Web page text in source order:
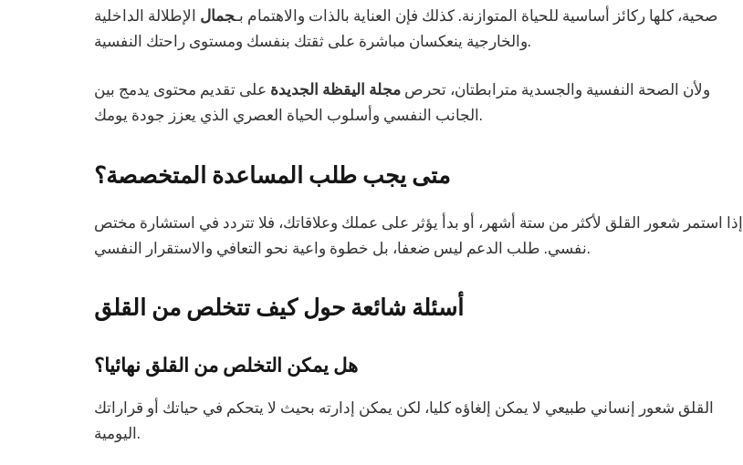
صحية، كلها ركائز أساسية للحياة المتوازنة. كذلك فإن العناية بالذات والاهتمام بـجمال الإطلالة الداخلية
والخارجية ينعكسان مباشرة على ثقتك بنفسك ومستوى راحتك النفسية.
ولأن الصحة النفسية والجسدية مترابطتان، تحرص مجلة اليقظة الجديدة على تقديم محتوى يدمج بين
الجانب النفسي وأسلوب الحياة العصري الذي يعزز جودة يومك.
متى يجب طلب المساعدة المتخصصة؟
إذا استمر شعور القلق لأكثر من ستة أشهر، أو بدأ يؤثر على عملك وعلاقاتك، فلا تتردد في استشارة مختص
نفسي. طلب الدعم ليس ضعفا، بل خطوة واعية نحو التعافي والاستقرار النفسي.
أسئلة شائعة حول كيف تتخلص من القلق
هل يمكن التخلص من القلق نهائيا؟
القلق شعور إنساني طبيعي لا يمكن إلغاؤه كليا، لكن يمكن إدارته بحيث لا يتحكم في حياتك أو قراراتك
اليومية.